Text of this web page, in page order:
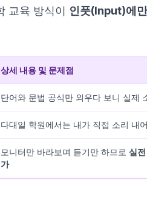
교육 방식이 인풋(Input)에
상세 내용 및 문제점
단어와 문법 공식만 외우다 보니 실제
다대일 학원에서는 내가 직접 소리 내어
모니터만 바라보며 듣기만 하므로 실
가